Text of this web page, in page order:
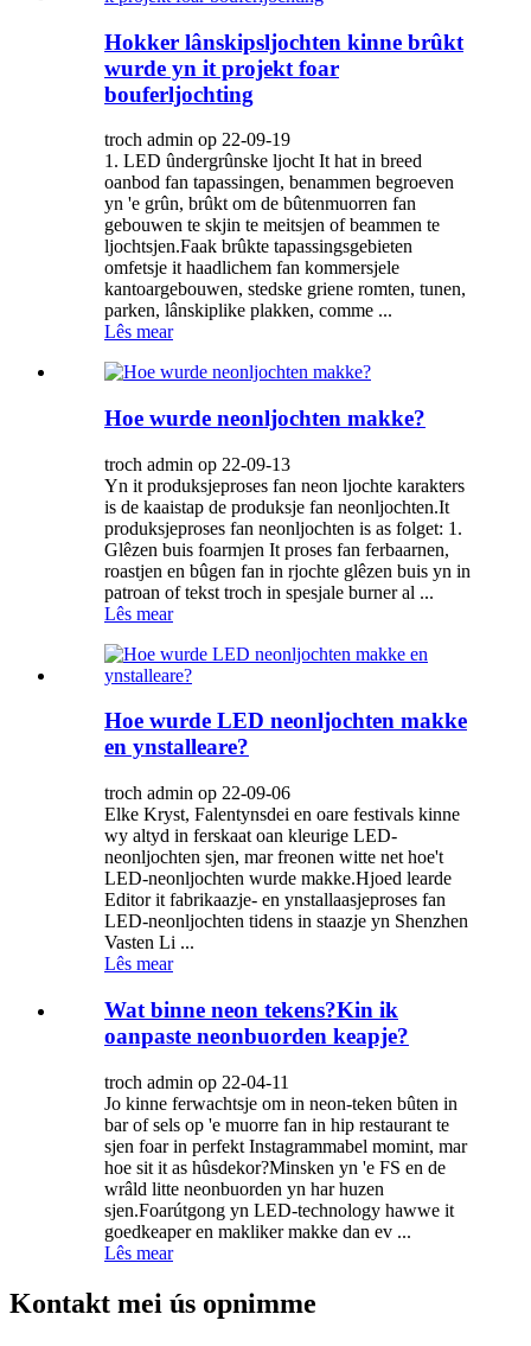
Hokker lânskipsljochten kinne brûkt
wurde yn it projekt foar
bouferljochting
troch admin op 22-09-19
1. LED ûndergrûnske ljocht It hat in breed
oanbod fan tapassingen, benammen begroeven
yn 'e grûn, brûkt om de bûtenmuorren fan
gebouwen te skjin te meitsjen of beammen te
ljochtsjen.Faak brûkte tapassingsgebieten
omfetsje it haadlichem fan kommersjele
kantoargebouwen, stedske griene romten, tunen,
parken, lânskiplike plakken, comme ...
Lês mear
Hoe wurde neonljochten makke?
troch admin op 22-09-13
Yn it produksjeproses fan neon ljochte karakters
is de kaaistap de produksje fan neonljochten.It
produksjeproses fan neonljochten is as folget: 1.
Glêzen buis foarmjen It proses fan ferbaarnen,
roastjen en bûgen fan in rjochte glêzen buis yn in
patroan of tekst troch in spesjale burner al ...
Lês mear
Hoe wurde LED neonljochten makke
en ynstalleare?
troch admin op 22-09-06
Elke Kryst, Falentynsdei en oare festivals kinne
wy ​​​​altyd in ferskaat oan kleurige LED-
neonljochten sjen, mar freonen witte net hoe't
LED-neonljochten wurde makke.Hjoed learde
Editor it fabrikaazje- en ynstallaasjeproses fan
LED-neonljochten tidens in staazje yn Shenzhen
Vasten Li ...
Lês mear
Wat binne neon tekens?Kin ik
oanpaste neonbuorden keapje?
troch admin op 22-04-11
Jo kinne ferwachtsje om in neon-teken bûten in
bar of sels op 'e muorre fan in hip restaurant te
sjen foar in perfekt Instagrammabel momint, mar
hoe sit it as hûsdekor?Minsken yn 'e FS en de
wrâld litte neonbuorden yn har huzen
sjen.Foarútgong yn LED-technology hawwe it
goedkeaper en makliker makke dan ev ...
Lês mear
Kontakt mei ús opnimme